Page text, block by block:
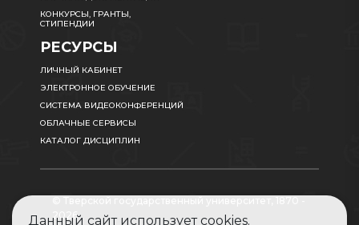
КОНКУРСЫ, ГРАНТЫ,
СТИПЕНДИИ
РЕСУРСЫ
ЛИЧНЫЙ КАБИНЕТ
ЭЛЕКТРОННОЕ ОБУЧЕНИЕ
СИСТЕМА ВИДЕОКОНФЕРЕНЦИЙ
ОБЛАЧНЫЕ СЕРВИСЫ
КАТАЛОГ ДИСЦИПЛИН
2026
Данный сайт использует cookies.